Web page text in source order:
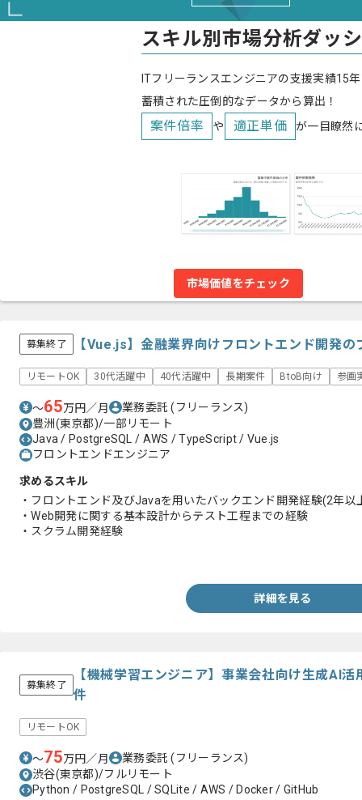
スキル別市場分析ダッ
ITフリーランスエンジニアの支援実績15
蓄積された圧倒的なデータから算出！
案件倍率 や 適正単価 が一目瞭然
市場価値をチェック
募集終了 【Vue.js】金融業界向けフロントエンド開発
リモートOK 30代活躍中 40代活躍中 長期案件 BtoB向け 参画
〜65万円／月 業務委託(フリーランス)
豊洲(東京都)/一部リモート
Java / PostgreSQL / AWS / TypeScript / Vue.js
フロントエンドエンジニア
求めるスキル
・フロントエンド及びJavaを用いたバックエンド開発経験(2年以
・Web開発に関する基本設計からテスト工程までの経験
・スクラム開発経験
詳細を見る
募集終了
【機械学習エンジニア】事業会社向け生成AI
件
リモートOK
〜75万円／月 業務委託(フリーランス)
渋谷(東京都)/フルリモート
Python / PostgreSQL / SQLite / AWS / Docker / GitHub